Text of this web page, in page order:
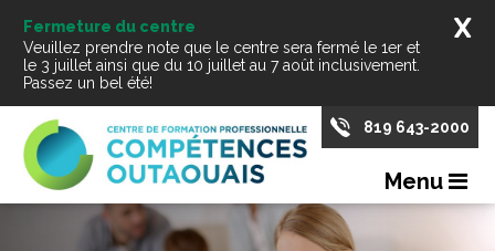
X
Fermeture du centre
Veuillez prendre note que le centre sera fermé le 1er et
le 3 juillet ainsi que du 10 juillet au 7 août inclusivement.
Passez un bel été!
819 643-2000
Menu